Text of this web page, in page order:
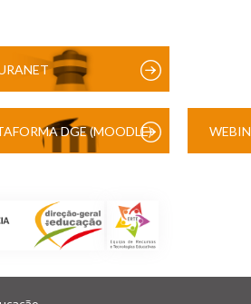
DGE (MOODLE)